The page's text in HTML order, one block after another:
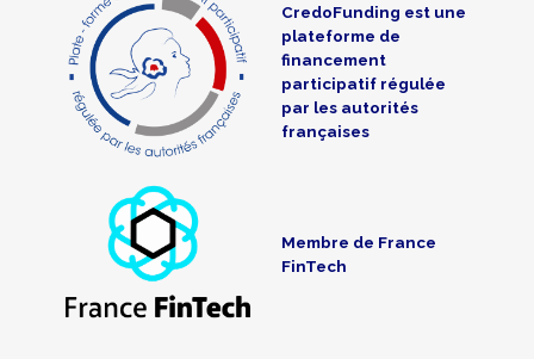
CredoFunding est une
plateforme de
financement
participatif régulée
par les autorités
françaises
Membre de France
FinTech